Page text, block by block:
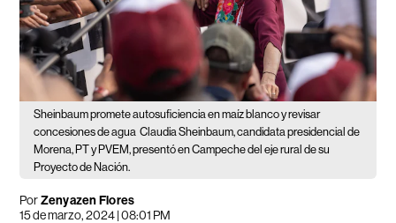
Sheinbaum promete autosuficiencia en maíz blanco y revisar
concesiones de agua Claudia Sheinbaum, candidata presidencial de
Morena, PT y PVEM, presentó en Campeche del eje rural de su
Proyecto de Nación.
PorZenyazen Flores
15 de marzo, 2024 | 08:01 PM